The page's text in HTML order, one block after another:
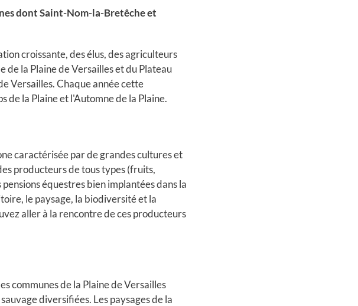
dont Saint-Nom-la-Bretêche et
croissante, des élus, des agriculteurs
la Plaine de Versailles et du Plateau
Versailles. Chaque année cette
de la Plaine et l'Automne de la Plaine.
caractérisée par de grandes cultures et
producteurs de tous types (fruits,
équestres bien implantées dans la
le paysage, la biodiversité et la
aller à la rencontre de ces producteurs
communes de la Plaine de Versailles
diversifiées. Les paysages de la